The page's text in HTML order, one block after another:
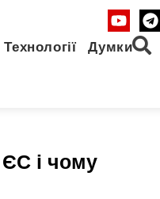
Технології Думки
і чому